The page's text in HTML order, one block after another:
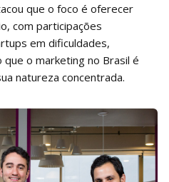
que o foco é oferecer
com participações
em dificuldades,
o marketing no Brasil é
natureza concentrada.